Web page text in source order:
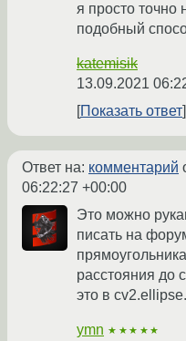
я просто точно
подобный
katemisik
13.09.2021
Показать ответ
Ответ на: комментарий
06:22:27 +00:00
Это можно
писать на
расстояния до
это в cv2.ellipse.
ymn ★★★★★